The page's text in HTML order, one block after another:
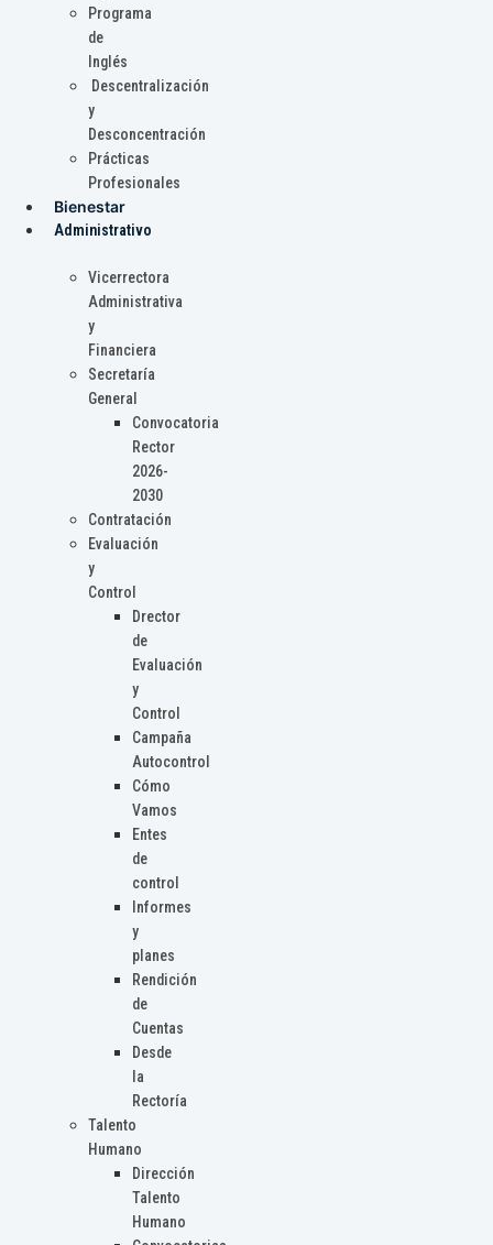
Programa
de
Inglés
Descentralización
y
Desconcentración
Prácticas
Profesionales
Bienestar
Administrativo
Vicerrectora
Administrativa
y
Financiera
Secretaría
General
Convocatoria
Rector
2026-
2030
Contratación
Evaluación
y
Control
Drector
de
Evaluación
y
Control
Campaña
Autocontrol
Cómo
Vamos
Entes
de
control
Informes
y
planes
Rendición
de
Cuentas
Desde
la
Rectoría
Talento
Humano
Dirección
Talento
Humano